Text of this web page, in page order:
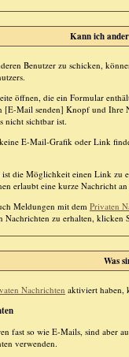
Kann ich
Benutzer zu schicken,
öffnen, die ein Formular
Mail senden] Knopf und Ihre
nicht sichtbar ist.
E-Mail-Grafik oder Link
die Möglichkeit einen Link zu
erlaubt eine kurze Nachricht
Meldungen mit dem Privaten
zu erhalten, klicken
Was
Nachrichten aktiviert haben,
fast so wie E-Mails, sind aber
verwenden.